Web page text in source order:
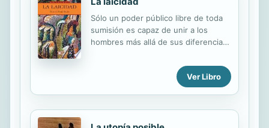
Sólo un poder público libre de toda
sumisión es capaz de unir a los
hombres más allá de sus diferencias;
promover, mediante la instrucción, el
ejercicio autónomo del juicio. Tal es
el sentido del ideal laico.
Ver Libro